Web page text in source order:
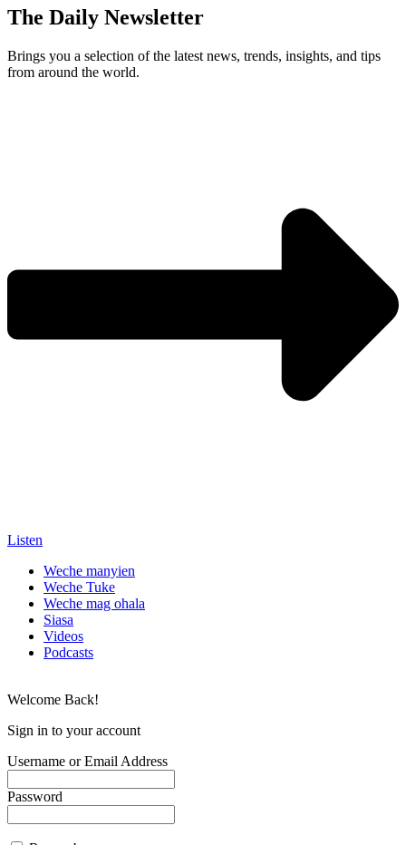
The Daily Newsletter
Brings you a selection of the latest news, trends, insights, and tips
from around the world.
Listen
Weche manyien
Weche Tuke
Weche mag ohala
Siasa
Videos
Podcasts
Welcome Back!
Sign in to your account
Username or Email Address
Password